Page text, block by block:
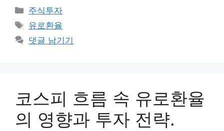
카
테
고
리
주식투자
태
그
유로환율
댓글 남기기
코스피 흐름 속 유로환율
의 영향과 투자 전략.